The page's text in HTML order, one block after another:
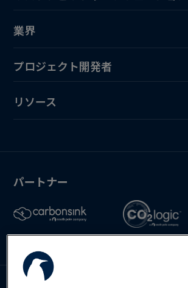
Deutsch
English
Español
業界
プロジェクト開発者
リソース
パートナー